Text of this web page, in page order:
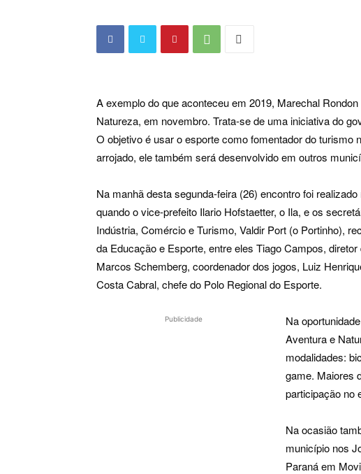
A exemplo do que aconteceu em 2019, Marechal
Natureza, em novembro. Trata-se de uma iniciativa do
O objetivo é usar o esporte como fomentador do turismo
arrojado, ele também será desenvolvido em outros
Na manhã desta segunda-feira (26) encontro foi
quando o vice-prefeito Ilario Hofstaetter, o Ila, e os
Indústria, Comércio e Turismo, Valdir Port (o Portinho),
da Educação e Esporte, entre eles Tiago Campos,
Marcos Schemberg, coordenador dos jogos, Luiz
Costa Cabral, chefe do Polo Regional do Esporte.
Publicidade
Na
Aventura e
modalidades:
game. Maiores
participação no
Na ocasião
município nos
Paraná em